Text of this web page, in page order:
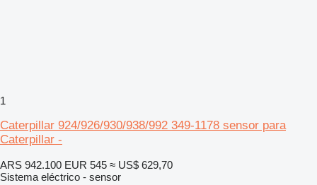
1
Caterpillar 924/926/930/938/992 349-1178 sensor para
Caterpillar -
ARS 942.100 EUR 545 ≈ US$ 629,70
Sistema eléctrico - sensor